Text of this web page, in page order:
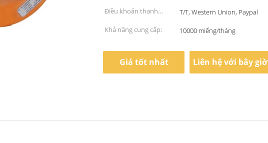
Điều khoản thanh
toán:
T/T, Western Union, Paypal
Khả năng cung cấp:
10000 miếng/tháng
Giá tốt nhất Liên hệ với bây giờ